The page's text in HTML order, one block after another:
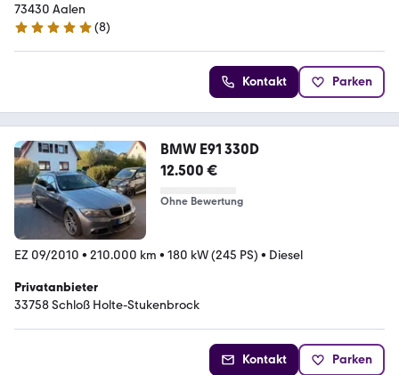
73430 Aalen
5 Sterne
(8)
Kontakt Parken
BMW E91 330D
12.500 €
Ohne Bewertung
EZ 09/2010 • 210.000 km • 180 kW (245 PS) • Diesel
Privatanbieter
33758 Schloß Holte-Stukenbrock
Kontakt Parken